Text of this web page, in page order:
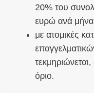
20% του
ευρώ ανά
με ατομικές
όριο.